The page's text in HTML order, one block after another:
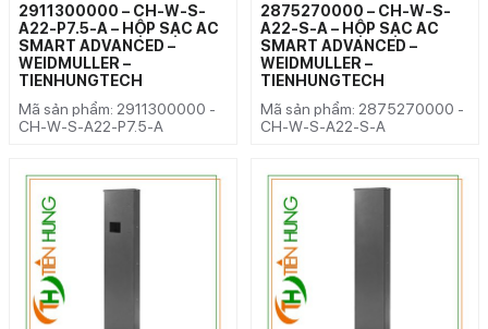
2911300000 – CH-W-S-
A22-P7.5-A – HỘP SẠC AC
SMART ADVANCED –
WEIDMULLER –
TIENHUNGTECH
Mã sản phẩm: 2911300000 -
CH-W-S-A22-P7.5-A
2875270000 – CH-W-S-
A22-S-A – HỘP SẠC AC
SMART ADVANCED –
WEIDMULLER –
TIENHUNGTECH
Mã sản phẩm: 2875270000 -
CH-W-S-A22-S-A